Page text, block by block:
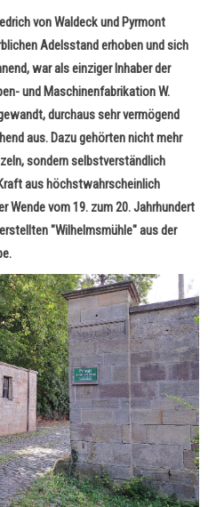
von Waldeck und Pyrmont
Adelsstand erhoben und sich
war als einziger Inhaber der
und Maschinenfabrikation W.
durchaus sehr vermögend
aus. Dazu gehörten nicht mehr
sondern selbstverständlich
aus höchstwahrscheinlich
Wende vom 19. zum 20. Jahrhundert
"Wilhelmsmühle" aus der